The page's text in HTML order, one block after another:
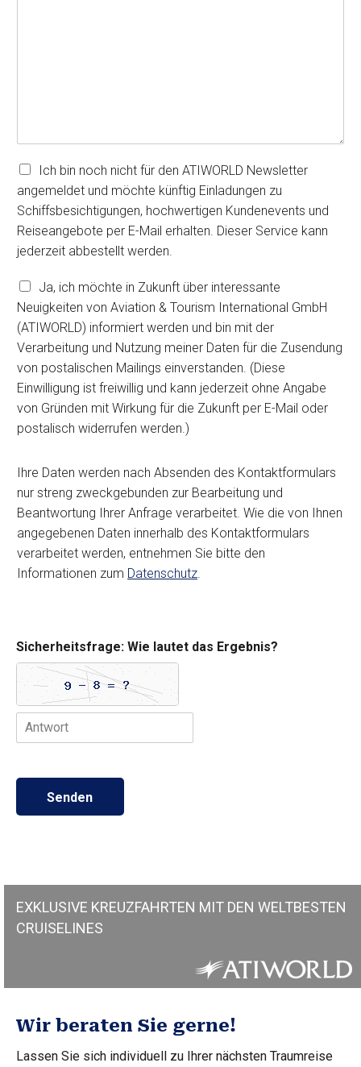
N
w
s
l
e
t
e
r
A
b
Ich bin noch nicht für den ATIWORLD Newsletter
angemeldet und möchte künftig Einladungen zu
Schiffsbesichtigungen, hochwertigen Kundenevents und
Reiseangebote per E-Mail erhalten. Dieser Service kann
jederzeit abbestellt werden.
V
e
r
a
r
b
e
i
t
u
u
n
d
u
t
z
d
e
D
a
Ja, ich möchte in Zukunft über interessante
Neuigkeiten von Aviation & Tourism International GmbH
(ATIWORLD) informiert werden und bin mit der
Verarbeitung und Nutzung meiner Daten für die Zusendung
von postalischen Mailings einverstanden. (Diese
Einwilligung ist freiwillig und kann jederzeit ohne Angabe
von Gründen mit Wirkung für die Zukunft per E-Mail oder
postalisch widerrufen werden.)
Ihre Daten werden nach Absenden des Kontaktformulars
nur streng zweckgebunden zur Bearbeitung und
Beantwortung Ihrer Anfrage verarbeitet. Wie die von Ihnen
angegebenen Daten innerhalb des Kontaktformulars
verarbeitet werden, entnehmen Sie bitte den
Informationen zum Datenschutz.
Sicherheitsfrage: Wie lautet das Ergebnis?
Senden
EXKLUSIVE KREUZFAHRTEN MIT DEN WELTBESTEN
CRUISELINES
Wir beraten Sie gerne!
Lassen Sie sich individuell zu Ihrer nächsten Traumreise